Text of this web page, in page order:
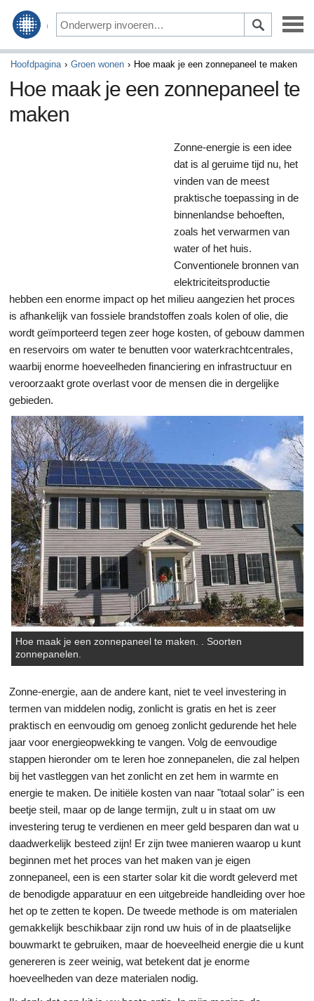
Ontwerp & Decoreren
Bouwen & Verbouwen
Tuin & Landschapsbouw
Schoonmaak & Huishoudelijke
Startpagina onderhoud & Reparatie
Hoofdpagina Groen wonen Hoe maak je een zonnepaneel te maken
Hoe maak je een zonnepaneel te
maken
Zonne-energie is een idee
dat is al geruime tijd nu, het
vinden van de meest
praktische toepassing in de
binnenlandse behoeften,
zoals het verwarmen van
water of het huis.
Conventionele bronnen van
elektriciteitsproductie
hebben een enorme impact op het milieu aangezien het proces
is afhankelijk van fossiele brandstoffen zoals kolen of olie, die
wordt geïmporteerd tegen zeer hoge kosten, of gebouw dammen
en reservoirs om water te benutten voor waterkrachtcentrales,
waarbij enorme hoeveelheden financiering en infrastructuur en
veroorzaakt grote overlast voor de mensen die in dergelijke
gebieden.
Hoe maak je een zonnepaneel te maken. . Soorten
zonnepanelen.
Zonne-energie, aan de andere kant, niet te veel investering in
termen van middelen nodig, zonlicht is gratis en het is zeer
praktisch en eenvoudig om genoeg zonlicht gedurende het hele
jaar voor energieopwekking te vangen. Volg de eenvoudige
stappen hieronder om te leren hoe zonnepanelen, die zal helpen
bij het vastleggen van het zonlicht en zet hem in warmte en
energie te maken. De initiële kosten van naar "totaal solar" is een
beetje steil, maar op de lange termijn, zult u in staat om uw
investering terug te verdienen en meer geld besparen dan wat u
daadwerkelijk besteed zijn! Er zijn twee manieren waarop u kunt
beginnen met het proces van het maken van je eigen
zonnepaneel, een is een starter solar kit die wordt geleverd met
de benodigde apparatuur en een uitgebreide handleiding over hoe
het op te zetten te kopen. De tweede methode is om materialen
gemakkelijk beschikbaar zijn rond uw huis of in de plaatselijke
bouwmarkt te gebruiken, maar de hoeveelheid energie die u kunt
genereren is zeer weinig, wat betekent dat je enorme
hoeveelheden van deze materialen nodig.